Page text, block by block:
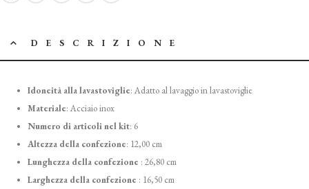
DESCRIZIONE
Idoneità alla lavastoviglie: Adatto al lavaggio in lavastoviglie
Materiale: Acciaio inox
Numero di articoli nel kit: 6
Altezza della confezione: 12,00 cm
Lunghezza della confezione : 26,80 cm
Larghezza della confezione : 16,50 cm